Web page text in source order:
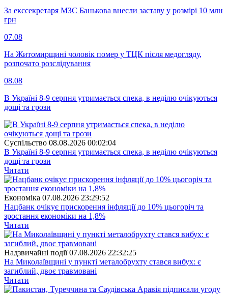
За екссекретаря МЗС Банькова внесли заставу у розмірі 10 млн
грн
07.08
На Житомирщині чоловік помер у ТЦК після медогляду,
розпочато розслідування
08.08
В Україні 8-9 серпня утримається спека, в неділю очікуються
дощі та грози
Суспiльство 08.08.2026 00:02:04
В Україні 8-9 серпня утримається спека, в неділю очікуються
дощі та грози
Читати
Економіка 07.08.2026 23:29:52
Нацбанк очікує прискорення інфляції до 10% цьогоріч та
зростання економіки на 1,8%
Читати
Надзвичайні події 07.08.2026 22:32:25
На Миколаївщині у пункті металобрухту стався вибух: є
загиблий, двоє травмовані
Читати